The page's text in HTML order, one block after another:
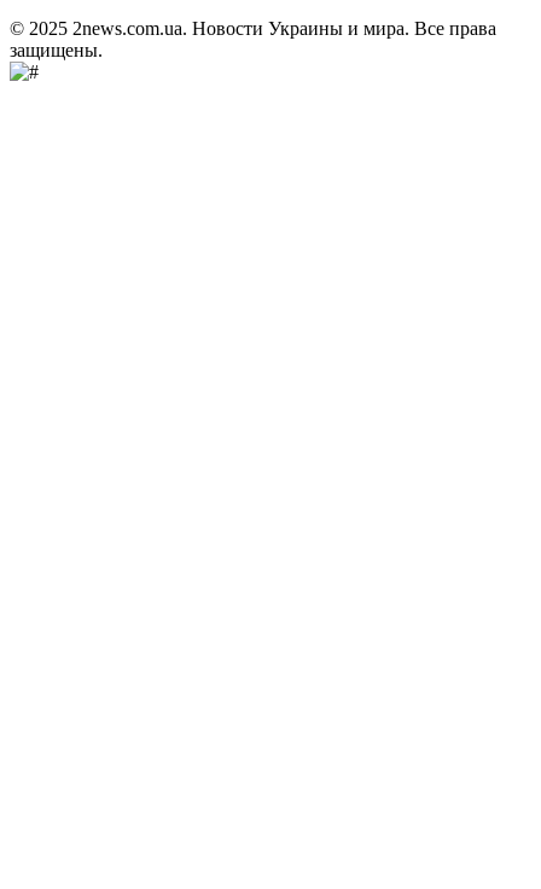
© 2025 2news.com.ua. Новости Украины и мира. Все права
защищены.